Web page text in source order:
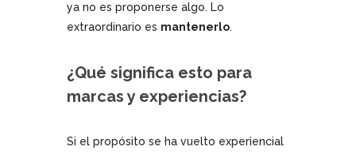
ya no es proponerse algo. Lo
extraordinario es mantenerlo.
¿Qué significa esto para
marcas y experiencias?
Si el propósito se ha vuelto experiencial